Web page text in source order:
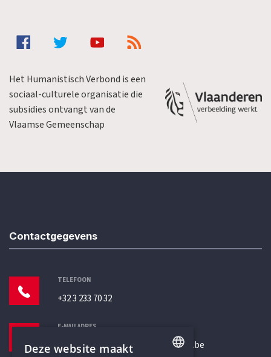
Het Humanistisch Verbond is een
sociaal-culturele organisatie die
subsidies ontvangt van de
Vlaamse Gemeenschap
Contactgegevens
TELEFOON
+32 3 233 70 32
E-MAILADRES
secretariaat@humanistischverbond.be
Deze website maakt